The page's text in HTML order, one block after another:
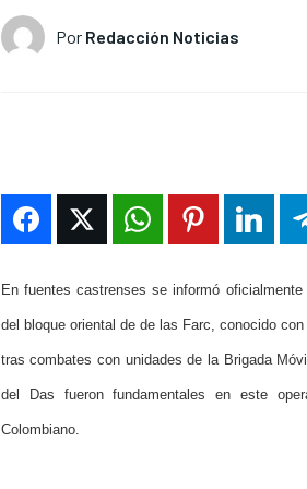
Por Redacción Noticias
En fuentes castrenses se informó
del bloque oriental de de las Farc, conocido
tras combates con unidades de la Brigada
del Das fueron fundamentales en este
Colombiano.